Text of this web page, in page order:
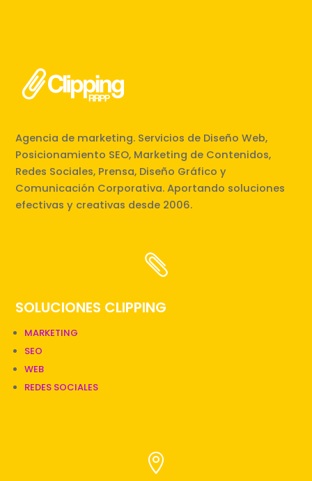
Agencia de marketing. Servicios de Diseño Web,
Posicionamiento SEO, Marketing de Contenidos,
Redes Sociales, Prensa, Diseño Gráfico y
Comunicación Corporativa. Aportando soluciones
efectivas y creativas desde 2006.

SOLUCIONES CLIPPING
MARKETING
SEO
WEB
REDES SOCIALES
